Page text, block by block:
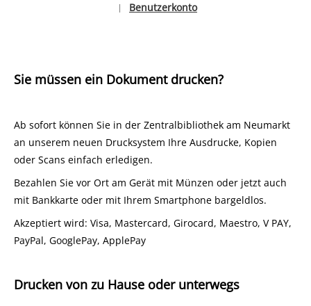
Benutzerkonto
Sie müssen ein Dokument drucken?
Ab sofort können Sie in der Zentralbibliothek am Neumarkt
an unserem neuen Drucksystem Ihre Ausdrucke, Kopien
oder Scans einfach erledigen.
Bezahlen Sie vor Ort am Gerät mit Münzen oder jetzt auch
mit Bankkarte oder mit Ihrem Smartphone bargeldlos.
Akzeptiert wird: Visa, Mastercard, Girocard, Maestro, V PAY,
PayPal, GooglePay, ApplePay
Drucken von zu Hause oder unterwegs